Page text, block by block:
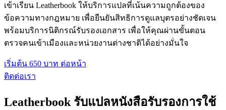
เข้าเรียน Leatherbook ให้บริการแปลที่เน้นความถูกต้องของ
ข้อความทางกฎหมาย เพื่อยืนยันสิทธิการดูแลบุตรอย่างชัดเจน
พร้อมบริการนิติกรณ์รับรองเอกสาร เพื่อให้คุณผ่านขั้นตอน
ตรวจคนเข้าเมืองและหน่วยงานต่างชาติได้อย่างมั่นใจ
เริ่มต้น 650 บาท ต่อหน้า
ติดต่อเรา
Leatherbook รับแปลหนังสือรับรองการใช้